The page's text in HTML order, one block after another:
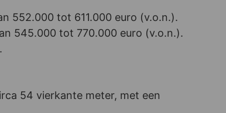
552.000 tot 611.000 euro (v.o.n.).
545.000 tot 770.000 euro (v.o.n.).
54 vierkante meter, met een